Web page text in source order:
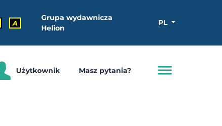
A
Grupa wydawnicza
Helion
PL
Użytkownik Masz pytania?